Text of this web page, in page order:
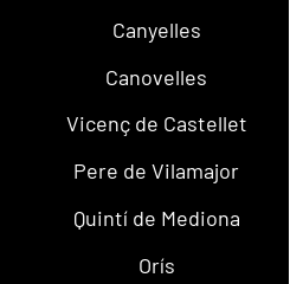
Canyelles
Canovelles
Vicenç de Castellet
Pere de Vilamajor
Quintí de Mediona
Orís